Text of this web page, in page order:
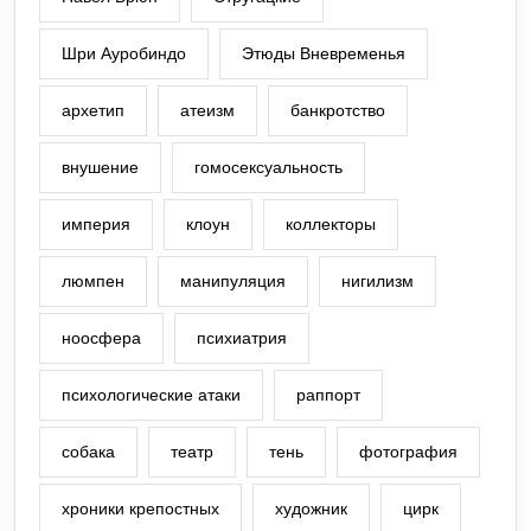
Шри Ауробиндо Этюды Вневременья
архетип атеизм банкротство
внушение гомосексуальность
империя клоун коллекторы
люмпен манипуляция нигилизм
ноосфера психиатрия
психологические атаки раппорт
собака театр тень фотография
хроники крепостных художник цирк